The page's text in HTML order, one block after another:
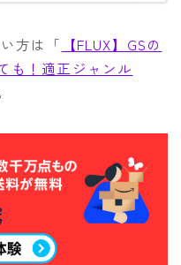
方は「
【FLUX】GSの
も！適正ジャンル